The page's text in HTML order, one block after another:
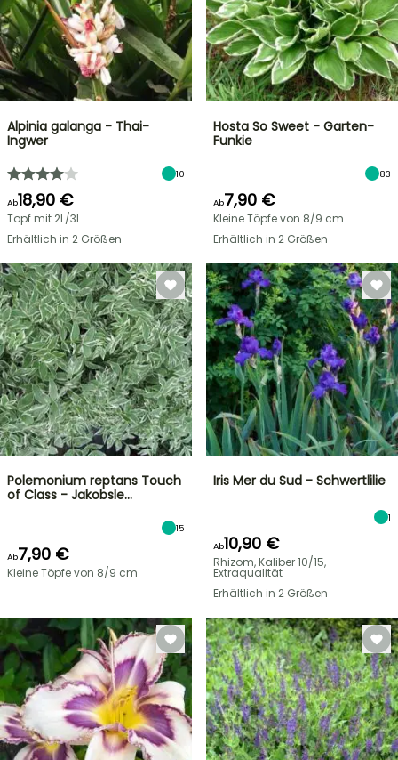
Alpinia galanga - Thai-
Ingwer
10
Ab18,90 €
Topf mit 2L/3L
Erhältlich in 2 Größen
Hosta So Sweet - Garten-
Funkie
83
Ab7,90 €
Kleine Töpfe von 8/9 cm
Erhältlich in 2 Größen
Polemonium reptans Touch
of Class - Jakobsle…
15
Ab7,90 €
Kleine Töpfe von 8/9 cm
Iris Mer du Sud - Schwertlilie
1
Ab10,90 €
Rhizom, Kaliber 10/15,
Extraqualität
Erhältlich in 2 Größen